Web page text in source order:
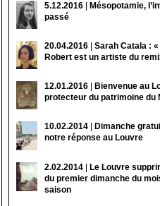
5.12.2016
Mésopotamie,
passé
20.04.2016
Sarah Catala :
Robert est un artiste du
12.01.2016
Bienvenue au
protecteur du patrimoine du
10.02.2014
Dimanche
notre réponse au Louvre
2.02.2014
Le Louvre
du premier dimanche du
saison